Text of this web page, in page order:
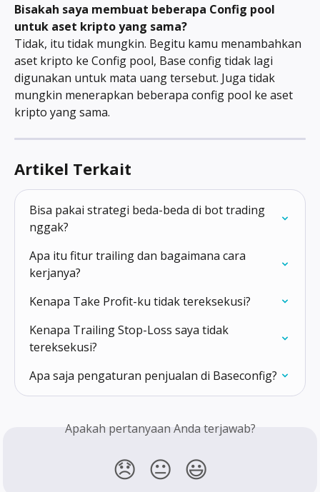
Bisakah saya membuat beberapa Config pool
untuk aset kripto yang sama?
Tidak, itu tidak mungkin. Begitu kamu menambahkan
aset kripto ke Config pool, Base config tidak lagi
digunakan untuk mata uang tersebut. Juga tidak
mungkin menerapkan beberapa config pool ke aset
kripto yang sama.
Artikel Terkait
Bisa pakai strategi beda-beda di bot trading
nggak?
Apa itu fitur trailing dan bagaimana cara
kerjanya?
Kenapa Take Profit-ku tidak tereksekusi?
Kenapa Trailing Stop-Loss saya tidak
tereksekusi?
Apa saja pengaturan penjualan di Baseconfig?
Apakah pertanyaan Anda terjawab?
😞 😐 😃